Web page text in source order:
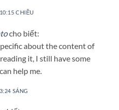
CHIỀU
cho biết:
about the content of
it, I still have some
help me.
SÁNG